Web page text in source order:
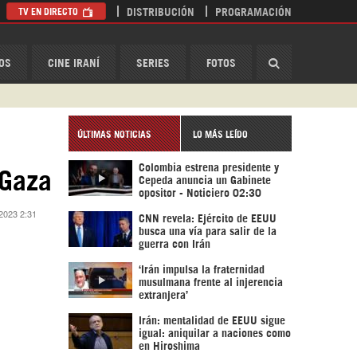
CINE IRANÍ SERIES FOTOS
TV EN DIRECTO DISTRIBUCIÓN PROGRAMACIÓN
2:31
ÚLTIMAS NOTICIAS LO MÁS LEÍDO
Colombia estrena presidente y
Cepeda anuncia un Gabinete
opositor - Noticiero 02:30
CNN revela: Ejército de EEUU
busca una vía para salir de la
guerra con Irán
‘Irán impulsa la fraternidad
musulmana frente al injerencia
extranjera’
Irán: mentalidad de EEUU sigue
igual: aniquilar a naciones como
en Hiroshima